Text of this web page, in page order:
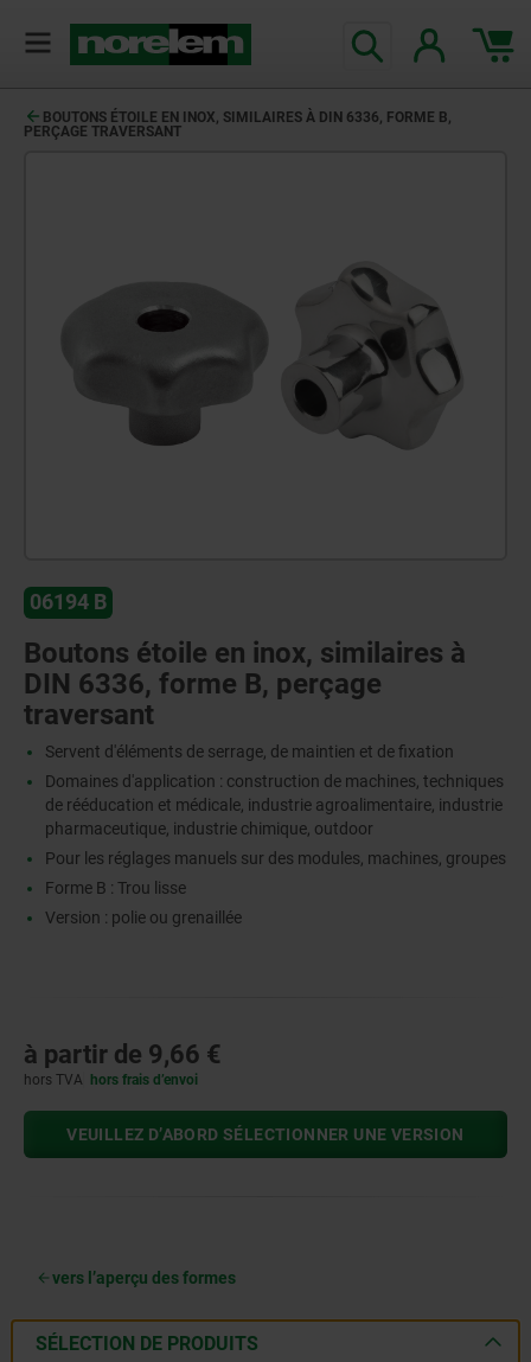
BOUTONS ÉTOILE EN INOX, SIMILAIRES À DIN 6336, FORME B,
PERÇAGE TRAVERSANT
06194 B
Boutons étoile en inox, similaires à
DIN 6336, forme B, perçage
traversant
Servent d'éléments de serrage, de maintien et de fixation
Domaines d'application : construction de machines, techniques
de rééducation et médicale, industrie agroalimentaire, industrie
pharmaceutique, industrie chimique, outdoor
Pour les réglages manuels sur des modules, machines, groupes
Forme B : Trou lisse
Version : polie ou grenaillée
à partir de 9,66 €
hors TVA hors frais d’envoi
VEUILLEZ D’ABORD SÉLECTIONNER UNE VERSION
vers l’aperçu des formes
SÉLECTION DE PRODUITS